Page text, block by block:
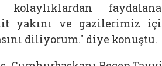
kolaylıklardan
yakını ve gazilerimiz
diliyorum." diye konuştu.